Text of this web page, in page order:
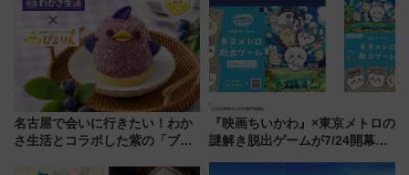
名古屋で会いに行きたい！わか
さ生活とコラボした紫の「ブル
『映画ちいかわ』×東京メトロの
謎解き脱出ゲームが7/24開幕！